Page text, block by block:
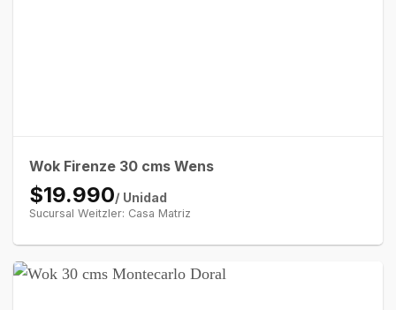
Wok Firenze 30 cms Wens
$19.990/ Unidad
Sucursal Weitzler: Casa Matriz